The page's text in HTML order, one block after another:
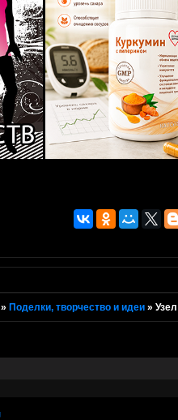
» Поделки, творчество и идеи »